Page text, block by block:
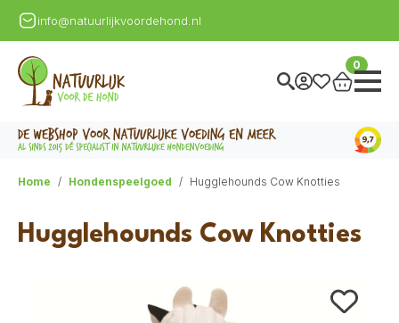
info@natuurlijkvoordehond.nl
0
Home Hondenspeelgoed Hugglehounds Cow Knotties
Hugglehounds Cow Knotties